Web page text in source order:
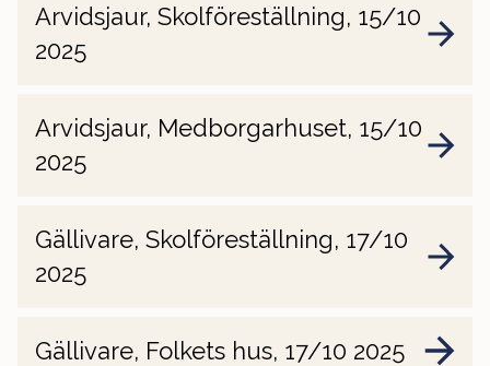
Arvidsjaur, Skolföreställning, 15/10
2025
Arvidsjaur, Medborgarhuset, 15/10
2025
Gällivare, Skolföreställning, 17/10
2025
Gällivare, Folkets hus, 17/10 2025